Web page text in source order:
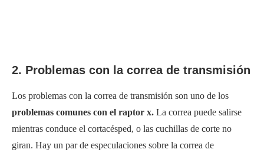
2. Problemas con la correa de transmisión
Los problemas con la correa de transmisión son uno de los
problemas comunes con el raptor x. La correa puede salirse
mientras conduce el cortacésped, o las cuchillas de corte no
giran. Hay un par de especulaciones sobre la correa de